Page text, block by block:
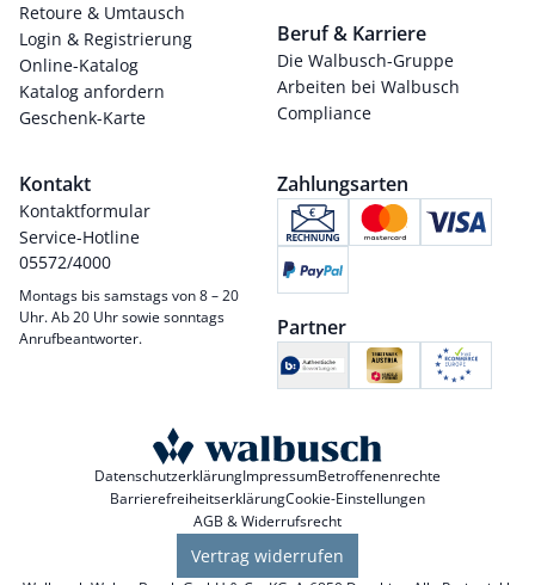
Retoure & Umtausch
Login & Registrierung
Online-Katalog
Katalog anfordern
Geschenk-Karte
Beruf & Karriere
Die Walbusch-Gruppe
Arbeiten bei Walbusch
Compliance
Kontakt
Kontaktformular
Service-Hotline
05572/4000
Montags bis samstags von 8 – 20
Uhr. Ab 20 Uhr sowie sonntags
Anrufbeantworter.
Zahlungsarten
Partner
DatenschutzerklärungImpressumBetroffenenrechte
BarrierefreiheitserklärungCookie-Einstellungen
AGB & Widerrufsrecht
Vertrag widerrufen